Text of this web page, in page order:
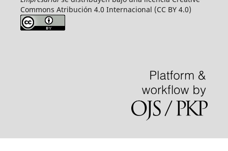
Commons Atribución 4.0 Internacional (CC BY 4.0)